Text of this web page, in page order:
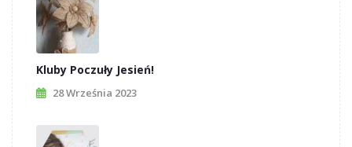
Kluby Poczuły Jesień!
28 Września 2023